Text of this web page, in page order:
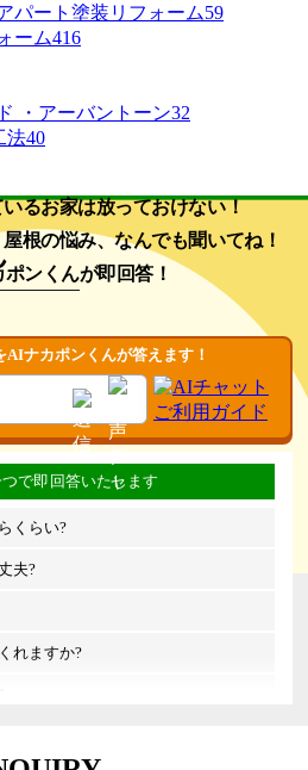
パート塗装リフォーム59
ーム416
・アーバントーン32
法40
るお家は放っておけない！
根の悩み、なんでも聞いてね！
ポンくんが即回答！
AIナカポンくんが答えます！
くらい?
夫?
れますか?